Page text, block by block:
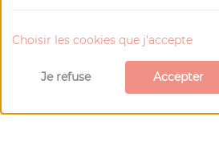
Choisir les cookies que j'accepte
Je refuse Accepter